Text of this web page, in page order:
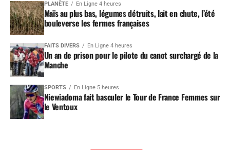
PLANÈTE En Ligne 4 heures
Maïs au plus bas, légumes détruits, lait en chute, l’été
bouleverse les fermes françaises
FAITS DIVERS En Ligne 4 heures
Un an de prison pour le pilote du canot surchargé de la
Manche
SPORTS En Ligne 5 heures
Niewiadoma fait basculer le Tour de France Femmes sur
le Ventoux